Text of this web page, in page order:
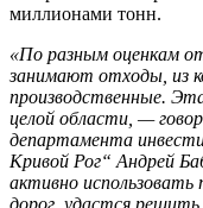
миллионами тонн.
«По разным оценкам
занимают отходы, из
производственные.
целой области, —
департамента
Кривой Рог“ Андрей
активно
дорог, удастся решить